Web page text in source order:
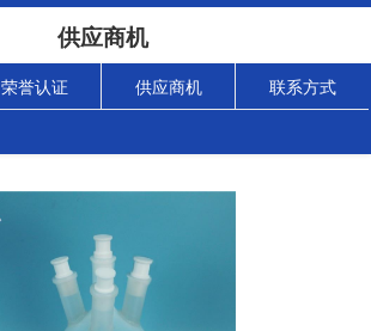
供应商机
荣誉认证 供应商机 联系方式